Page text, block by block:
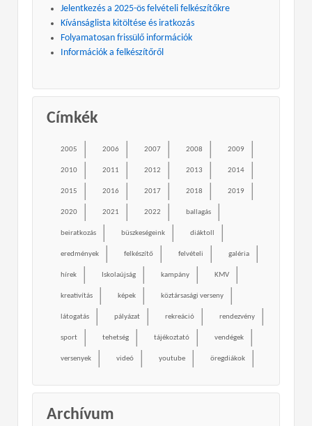
Jelentkezés a 2025-ös felvételi felkészítőkre
Kívánságlista kitöltése és iratkozás
Folyamatosan frissülő információk
Információk a felkészítőről
Címkék
2005 2006 2007 2008 2009
2010 2011 2012 2013 2014
2015 2016 2017 2018 2019
2020 2021 2022 ballagás
beiratkozás büszkeségeink diáktoll
eredmények felkészítő felvételi galéria
hírek Iskolaújság kampány KMV
kreativítás képek köztársasági verseny
látogatás pályázat rekreáció rendezvény
sport tehetség tájékoztató vendégek
versenyek videó youtube öregdiákok
Archívum